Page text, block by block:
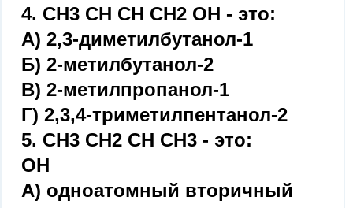
4. СН3 СН СН СН2 ОН - это:
А) 2,3-диметилбутанол-1
Б) 2-метилбутанол-2
В) 2-метилпропанол-1
Г) 2,3,4-триметилпентанол-2
5. СН3 СН2 СН СН3 - это:
ОН
А) одноатомный вторичный